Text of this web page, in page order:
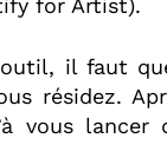
for Artist).
il faut
résidez.
vous lancer